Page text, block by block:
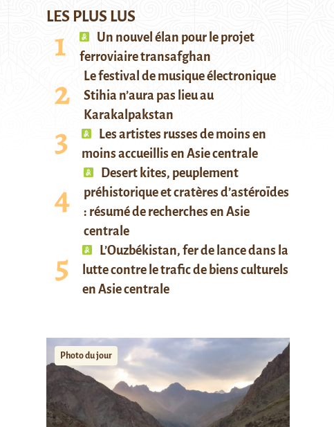
LES PLUS LUS
Un nouvel élan pour le projet
ferroviaire transafghan
Le festival de musique électronique
Stihia n’aura pas lieu au
Karakalpakstan
Les artistes russes de moins en
moins accueillis en Asie centrale
Desert kites, peuplement
préhistorique et cratères d’astéroïdes
: résumé de recherches en Asie
centrale
L’Ouzbékistan, fer de lance dans la
lutte contre le trafic de biens culturels
en Asie centrale
Photo du jour